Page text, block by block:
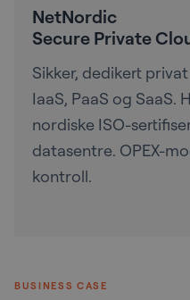
NetNordic
Secure Private
Sikker, dedikert
IaaS, PaaS og SaaS.
nordiske ISO-
datasentre. OPEX-
kontroll.
BUSINESS CASE